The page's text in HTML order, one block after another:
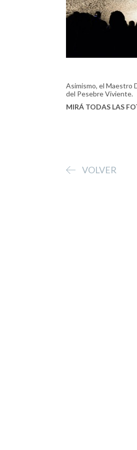
Asimismo, el Maestro
del Pesebre Viviente.
MIRÁ TODAS LAS
VOLVER